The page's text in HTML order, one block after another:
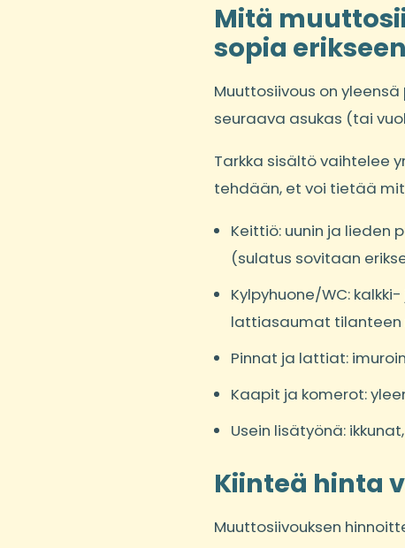
Mitä
sopia
Muuttosiivous on yleensä
seuraava asukas (tai
Tarkka sisältö vaihtelee
tehdään, et voi tietää
Keittiö: uunin ja lieden
(sulatus sovitaan
Kylpyhuone/WC:
lattiasaumat tilanteen
Pinnat ja lattiat:
Kaapit ja komerot:
Usein lisätyönä:
Kiinteä hinta
Muuttosiivouksen